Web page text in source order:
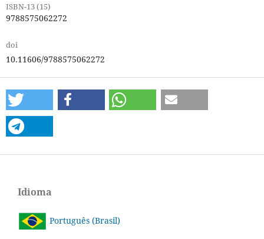
ISBN-13 (15)
9788575062272
doi
10.11606/9788575062272
Idioma
Português (Brasil)